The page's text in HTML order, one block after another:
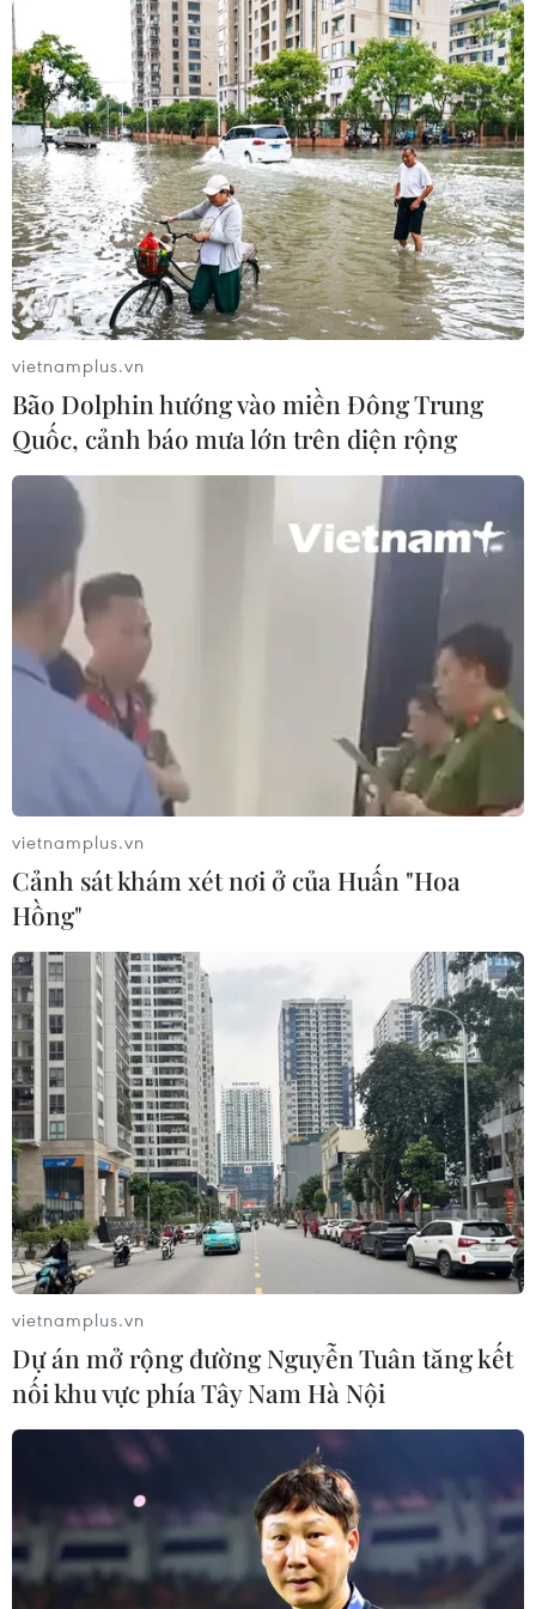
TIN CÙNG CHUYÊN MỤC
Tiêu chí mới phân loại doanh nghiệp
để thực hiện cơ cấu lại vốn nhà nước
06/08/2026 15:08
vietnamplus.vn
Bão Dolphin hướng vào miền Đông Trung
Quốc, cảnh báo mưa lớn trên diện rộng
vietnamplus.vn
Cảnh sát khám xét nơi ở của Huấn "Hoa
Hồng"
vietnamplus.vn
Dự án mở rộng đường Nguyễn Tuân tăng kết
nối khu vực phía Tây Nam Hà Nội